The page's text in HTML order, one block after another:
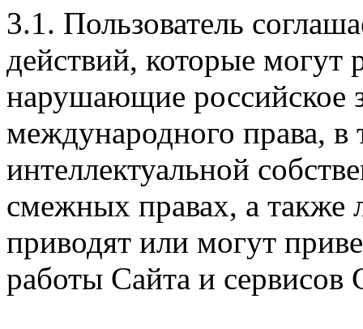
3.1. Пользователь
действий, которые могут
нарушающие российское
международного права, в
интеллектуальной
смежных правах, а также
приводят или могут
работы Сайта и сервисов